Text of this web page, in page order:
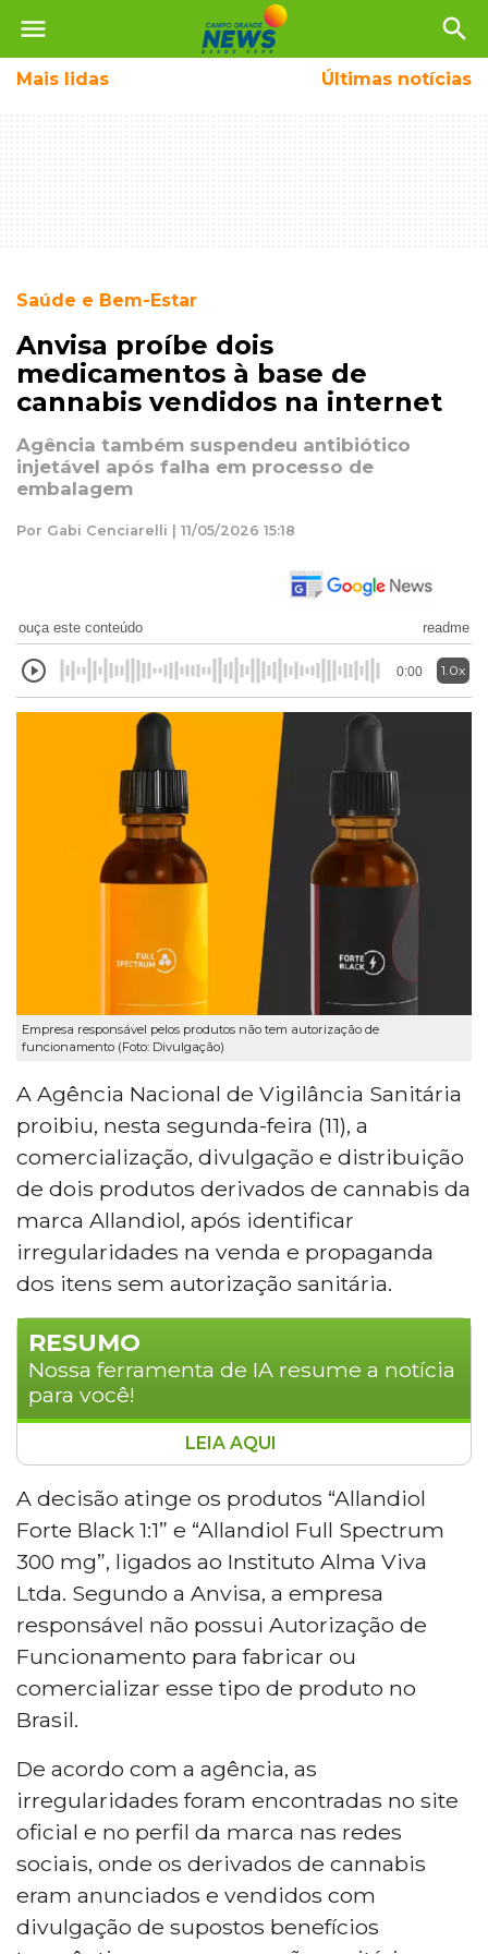
menu search
Mais lidas Últimas notícias
Saúde e Bem-Estar
Anvisa proíbe dois
medicamentos à base de
cannabis vendidos na internet
Agência também suspendeu antibiótico
injetável após falha em processo de
embalagem
Por Gabi Cenciarelli | 11/05/2026 15:18
ouça este conteúdo readme
0:00 1.0x
Empresa responsável pelos produtos não tem autorização de
funcionamento (Foto: Divulgação)
A Agência Nacional de Vigilância Sanitária
proibiu, nesta segunda-feira (11), a
comercialização, divulgação e distribuição
de dois produtos derivados de cannabis da
marca Allandiol, após identificar
irregularidades na venda e propaganda
dos itens sem autorização sanitária.
RESUMO
Nossa ferramenta de IA resume a notícia
para você!
A Anvisa proibiu nesta segunda-feira (11) a
comercialização e divulgação de dois
produtos de cannabis da marca Allandiol
por irregularidades sanitárias. Os itens
"Allandiol Forte Black 1:1" e "Allandiol Full
Spectrum 300 mg", do Instituto Alma Viva
Ltda, eram vendidos sem autorização. A
agência também suspendeu o
medicamento Kefazol 1g após
recolhimento voluntário por falhas na
embalagem. As medidas foram
publicadas no Diário Oficial.
LEIA AQUI
A decisão atinge os produtos “Allandiol
Forte Black 1:1” e “Allandiol Full Spectrum
300 mg”, ligados ao Instituto Alma Viva
Ltda. Segundo a Anvisa, a empresa
responsável não possui Autorização de
Funcionamento para fabricar ou
comercializar esse tipo de produto no
Brasil.
De acordo com a agência, as
irregularidades foram encontradas no site
oficial e no perfil da marca nas redes
sociais, onde os derivados de cannabis
eram anunciados e vendidos com
divulgação de supostos benefícios